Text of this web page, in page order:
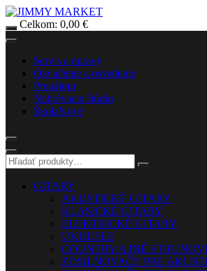
Celkom: 0,00 €
Servis a opravy
Ozvučenie a osvetlenie
Prenájom
Nahrávacie štúdio
ŠkolaNové
GITARY
AKUSTICKÉ GITARY
KLASICKÉ GITARY
ELEKTRICKÉ GITARY
UKULELE
COUNTRY A INÉ
ZOSILŇOVAČE PRE